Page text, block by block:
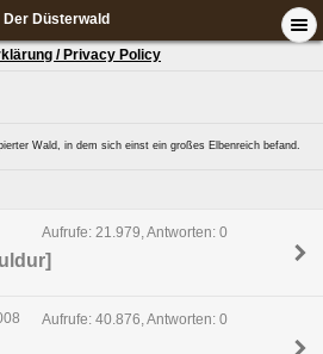
Der Düsterwald
/ Privacy Policy
Wald, in dem sich einst ein großes Elbenreich befand.
Aufrufe: 21.979, Antworten: 0
Aufrufe: 40.876, Antworten: 0